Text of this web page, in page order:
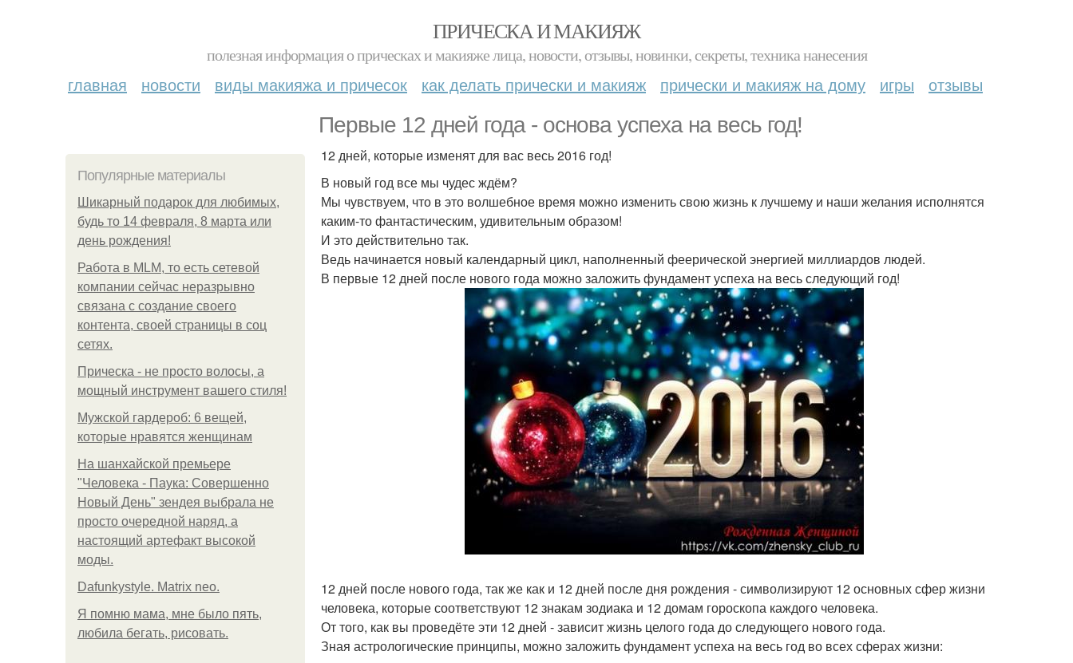
ПРИЧЕСКА И МАКИЯЖ
полезная информация о прическах и макияже лица, новости, отзывы, новинки, секреты, техника нанесения
главная новости виды макияжа и причесок как делать прически и макияж прически и макияж на дому игры отзывы
Первые 12 дней года - основа успеха на весь год!
Популярные материалы
Шикарный подарок для любимых,
будь то 14 февраля, 8 марта или
день рождения!
Работа в MLM, то есть сетевой
компании сейчас неразрывно
связана с создание своего
контента, своей страницы в соц
сетях.
Прическа - не просто волосы, а
мощный инструмент вашего стиля!
Мужской гардероб: 6 вещей,
которые нравятся женщинам
На шанхайской премьере
"Человека - Паука: Совершенно
Новый День" зендея выбрала не
просто очередной наряд, а
настоящий артефакт высокой
моды.
Dafunkystyle. Matrix neo.
Я помню мама, мне было пять,
любила бегать, рисовать.
12 дней, которые изменят для вас весь 2016 год!
В новый год все мы чудес ждём?
Мы чувствуем, что в это волшебное время можно изменить свою жизнь к лучшему и наши желания исполнятся
каким-то фантастическим, удивительным образом!
И это действительно так.
Ведь начинается новый календарный цикл, наполненный феерической энергией миллиардов людей.
В первые 12 дней после нового года можно заложить фундамент успеха на весь следующий год!
12 дней после нового года, так же как и 12 дней после дня рождения - символизируют 12 основных сфер жизни
человека, которые соответствуют 12 знакам зодиака и 12 домам гороскопа каждого человека.
От того, как вы проведёте эти 12 дней - зависит жизнь целого года до следующего нового года.
Зная астрологические принципы, можно заложить фундамент успеха на весь год во всех сферах жизни: